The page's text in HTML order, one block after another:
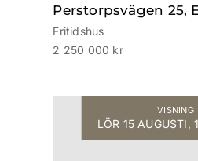
Perstorpsvägen 25,
Fritidshus
2 250 000 kr
VISNING
LÖR 15 AUGUSTI,